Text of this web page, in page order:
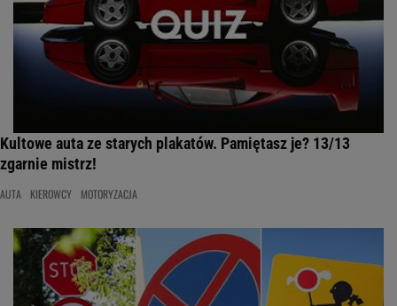
Kultowe auta ze starych plakatów. Pamiętasz je? 13/13
zgarnie mistrz!
AUTA KIEROWCY MOTORYZACJA